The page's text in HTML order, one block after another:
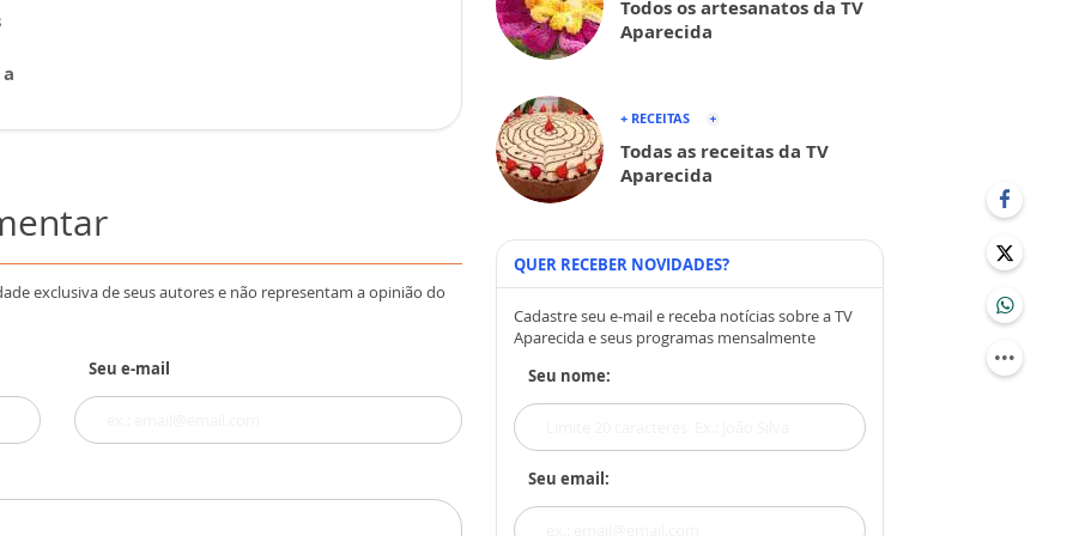
exclusiva de seus autores e não representam a opinião do
Seu e-mail
Todos os artesanatos da TV
Aparecida
+ RECEITAS
Todas as receitas da TV
Aparecida
QUER RECEBER NOVIDADES?
Cadastre seu e-mail e receba notícias sobre a TV
Aparecida e seus programas mensalmente
Seu nome:
Seu email: